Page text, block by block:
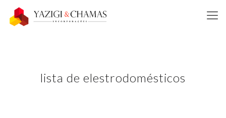
lista de elestrodomésticos